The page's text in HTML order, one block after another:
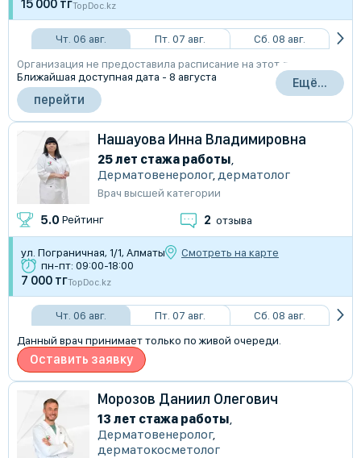
15 000 тгTopDoc.kz
Чт. 06 авг. Пт. 07 авг.
Сб. 08 авг.
Организация не предоставила расписание на этот день
Ближайшая доступная дата - 8 августа
перейти
Ещё...
Нашауова Инна Владимировна
25 лет стажа работы
Дерматовенеролог, дерматолог
Врач высшей категории
5.0 Рейтинг 2 отзыва
ул. Пограничная, 1/1, Алматы
Смотреть на карте
пн-пт: 09:00-18:00
7 000 тгTopDoc.kz
Чт. 06 авг. Пт. 07 авг.
Сб. 08 авг.
Данный врач принимает только по живой очереди.
Оставить заявку
Морозов Даниил Олегович
13 лет стажа работы
Дерматовенеролог,
дерматокосметолог